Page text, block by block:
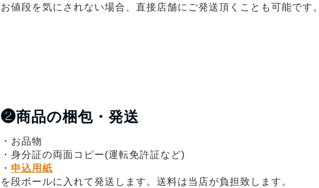
お値段を気にされない場合、直接店舗にご発送頂くことも可能です。
❷商品の梱包・発送
・お品物
・身分証の両面コピー(運転免許証など)
・ 申込用紙
を段ボールに入れて発送します。送料は当店が負担致します。